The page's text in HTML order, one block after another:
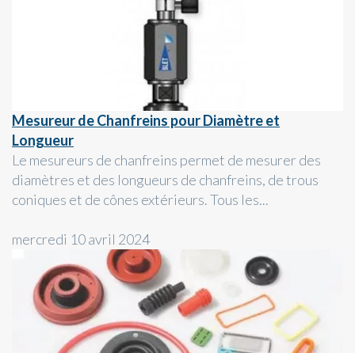
Mesureur de Chanfreins pour Diamètre et
Longueur
Le mesureurs de chanfreins permet de mesurer des
diamètres et des longueurs de chanfreins, de trous
coniques et de cônes extérieurs. Tous les...
mercredi 10 avril 2024